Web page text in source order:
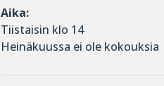
Aika:
Tiistaisin klo 14
Heinäkuussa ei ole kokouksia